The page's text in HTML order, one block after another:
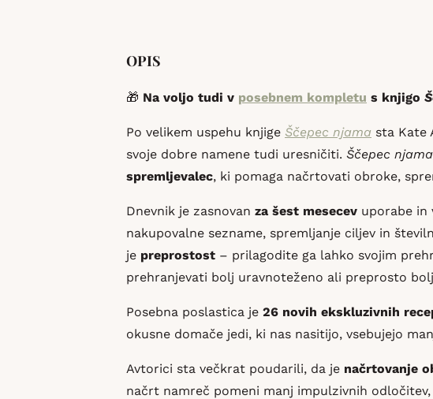
OPIS
🎁 Na voljo tudi v posebnem kompletu s knjigo
Po velikem uspehu knjige Ščepec njama sta Kate
svoje dobre namene tudi uresničiti. Ščepec
spremljevalec, ki pomaga načrtovati obroke,
Dnevnik je zasnovan za šest mesecev uporabe in
nakupovalne sezname, spremljanje ciljev in
je preprostost – prilagodite ga lahko svojim
prehranjevati bolj uravnoteženo ali preprosto
Posebna poslastica je 26 novih ekskluzivnih
okusne domače jedi, ki nas nasitijo, vsebujejo
Avtorici sta večkrat poudarili, da je načrtovanje
načrt namreč pomeni manj impulzivnih